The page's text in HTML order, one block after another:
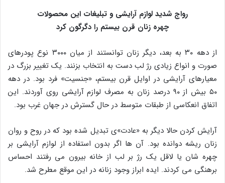
رواج شدید لوازم آرایشی و تبلیغات این محصولات
چهره زنان قرن بیستم را دگرگون کرد
از دهه ۳۰ به بعد، دیگر زنان توانستند از میان ۳۰۰۰ نوع پودرهای
صورت و انواع زیادی رژ لب دست به انتخاب بزنند. یک تغییر بزرگ در
معیارهای آرایشی در اوایل قرن بیستم، «جنسیت» فرد بود. در دهه
۵۰ بیش از ۹۰ درصد زنان به مصرف لوازم آرایشی روی آوردند. این
اتفاق انعکاسی از طبقات متوسط در حال گسترش در جهان غرب بود.
آرایش کردن حالا دیگر به «عادت»ی تبدیل شده بود که در روح و روان
زنان ریشه دوانده بود. آن‌ ها اگر بدون استفاده از لوازم آرایشی بر
چهره‌ شان یا لاقل یک رژ بر لب از خانه بیرون می‌ رفتند احساس
برهنگی می‌ کردند. ایده ابراز وجود زنانه در این موقع مطرح شد.